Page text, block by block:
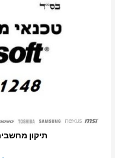
תיקון מחשבים טכנאי ב 150 ₪ ביקור.